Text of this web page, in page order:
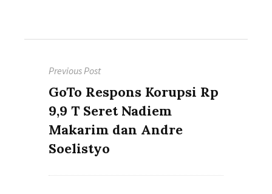
navigation
Previous Post
Previous
post:
GoTo Respons Korupsi Rp
9,9 T Seret Nadiem
Makarim dan Andre
Soelistyo